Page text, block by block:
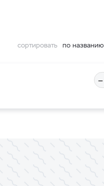
сортировать по названию
–